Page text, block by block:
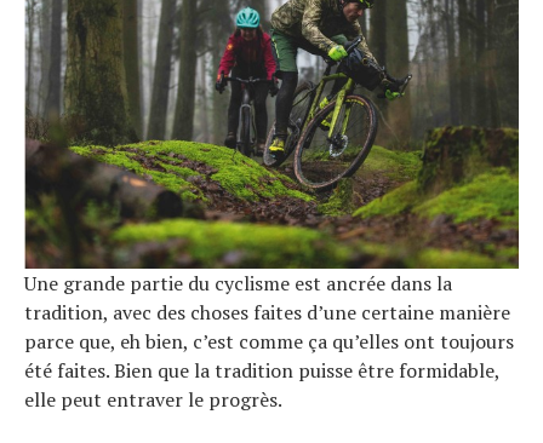
Une grande partie du cyclisme est ancrée dans la
tradition, avec des choses faites d’une certaine manière
parce que, eh bien, c’est comme ça qu’elles ont toujours
été faites. Bien que la tradition puisse être formidable,
elle peut entraver le progrès.